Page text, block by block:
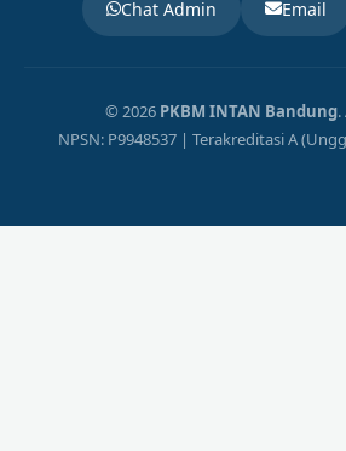
Chat Admin Email
© 2026 PKBM INTAN Bandung
NPSN: P9948537 | Terakreditasi A